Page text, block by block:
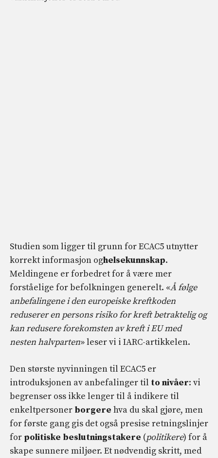
Studien som ligger til grunn for ECAC5 utnytter
korrekt informasjon oghelsekunnskap.
Meldingene er forbedret for å være mer
forståelige for befolkningen generelt. «Å følge
anbefalingene i den europeiske kreftkoden
reduserer en persons risiko for kreft betraktelig og
kan redusere forekomsten av kreft i EU med
nesten halvparten» leser vi i IARC-artikkelen.
Den største nyvinningen til ECAC5 er
introduksjonen av anbefalinger til to nivåer: vi
begrenser oss ikke lenger til å indikere til
enkeltpersoner borgere hva du skal gjøre, men
for første gang gis det også presise retningslinjer
for politiske beslutningstakere (politikere) for å
skape sunnere miljøer. Et nødvendig skritt, med